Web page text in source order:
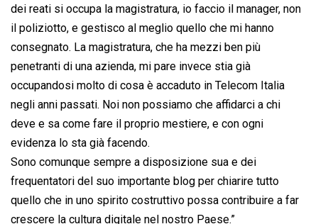
dei reati si occupa la magistratura, io faccio il manager, non
il poliziotto, e gestisco al meglio quello che mi hanno
consegnato. La magistratura, che ha mezzi ben più
penetranti di una azienda, mi pare invece stia già
occupandosi molto di cosa è accaduto in Telecom Italia
negli anni passati. Noi non possiamo che affidarci a chi
deve e sa come fare il proprio mestiere, e con ogni
evidenza lo sta già facendo.
Sono comunque sempre a disposizione sua e dei
frequentatori del suo importante blog per chiarire tutto
quello che in uno spirito costruttivo possa contribuire a far
crescere la cultura digitale nel nostro Paese.”